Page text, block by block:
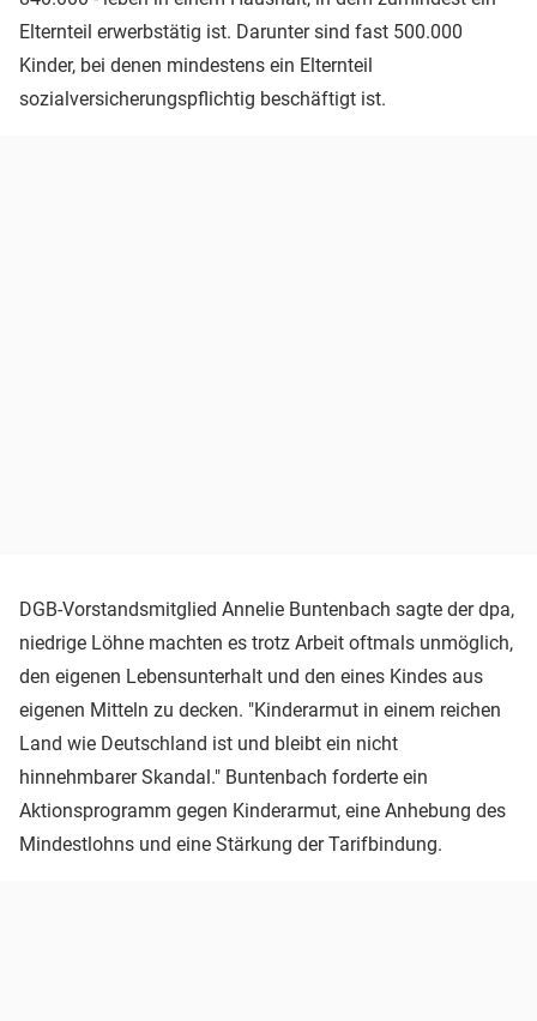
Elternteil erwerbstätig ist. Darunter sind fast 500.000
Kinder, bei denen mindestens ein Elternteil
sozialversicherungspflichtig beschäftigt ist.
DGB-Vorstandsmitglied Annelie Buntenbach sagte der dpa,
niedrige Löhne machten es trotz Arbeit oftmals unmöglich,
den eigenen Lebensunterhalt und den eines Kindes aus
eigenen Mitteln zu decken. "Kinderarmut in einem reichen
Land wie Deutschland ist und bleibt ein nicht
hinnehmbarer Skandal." Buntenbach forderte ein
Aktionsprogramm gegen Kinderarmut, eine Anhebung des
Mindestlohns und eine Stärkung der Tarifbindung.